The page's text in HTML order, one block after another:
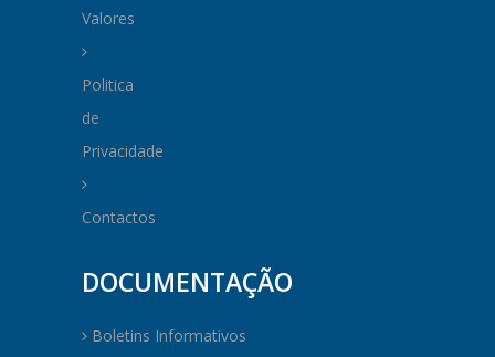
Valores
Politica
de
Privacidade
Contactos
DOCUMENTAÇÃO
Boletins Informativos